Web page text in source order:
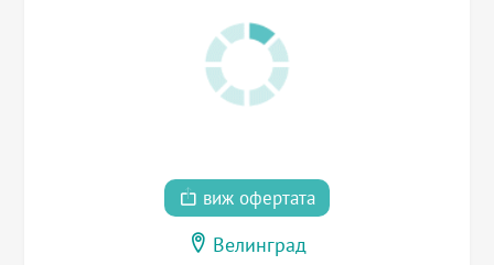
виж офертата
Велинград